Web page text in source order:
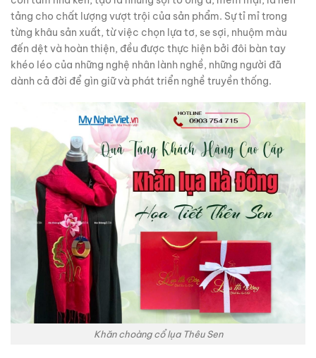
tảng cho chất lượng vượt trội của sản phẩm. Sự tỉ mỉ trong
từng khâu sản xuất, từ việc chọn lựa tơ, se sợi, nhuộm màu
đến dệt và hoàn thiện, đều được thực hiện bởi đôi bàn tay
khéo léo của những nghệ nhân lành nghề, những người đã
dành cả đời để gìn giữ và phát triển nghề truyền thống.
Khăn choàng cổ lụa Thêu Sen